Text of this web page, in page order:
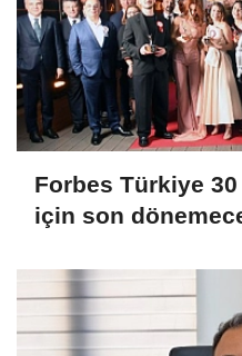
Forbes Türkiye 30
için son